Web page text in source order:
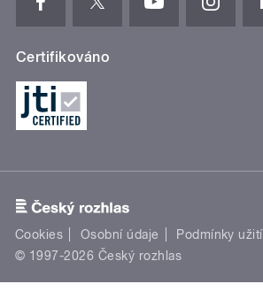
Certifikováno
Cookies Osobní údaje Podmínky užití
© 1997-2026 Český rozhlas